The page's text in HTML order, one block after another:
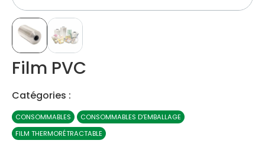
Film PVC
Catégories :
CONSOMMABLES
CONSOMMABLES D’EMBALLAGE
FILM THERMORÉTRACTABLE